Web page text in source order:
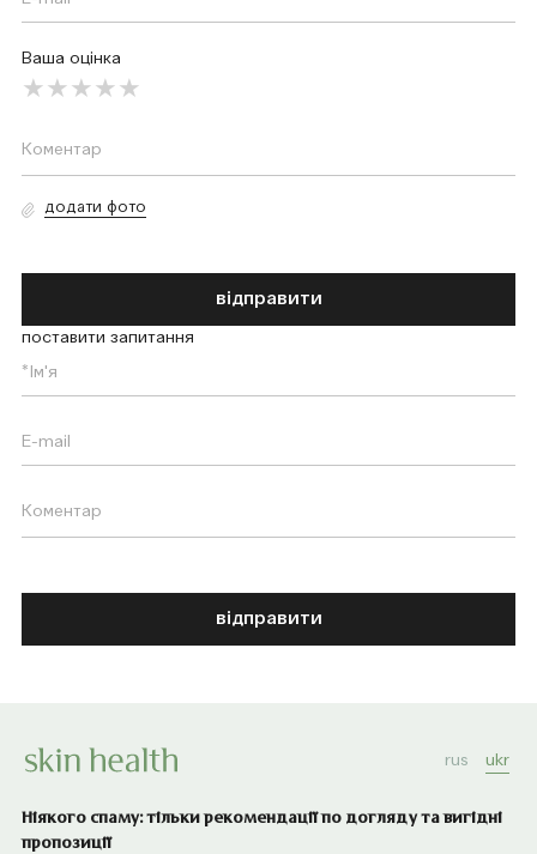
Ваша оцінка
додати фото
відправити
поставити запитання
відправити
rus ukr
Ніякого спаму: тільки рекомендації по догляду та вигідні
пропозиції